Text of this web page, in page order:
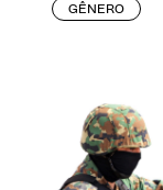
GÊNERO